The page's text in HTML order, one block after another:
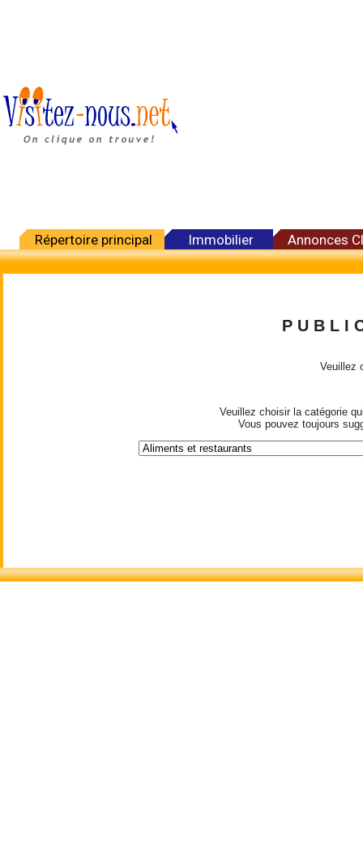
Répertoire principal Immobilier Annonces
P U B L I
Veuillez
Veuillez choisir la catégorie
Vous pouvez toujours